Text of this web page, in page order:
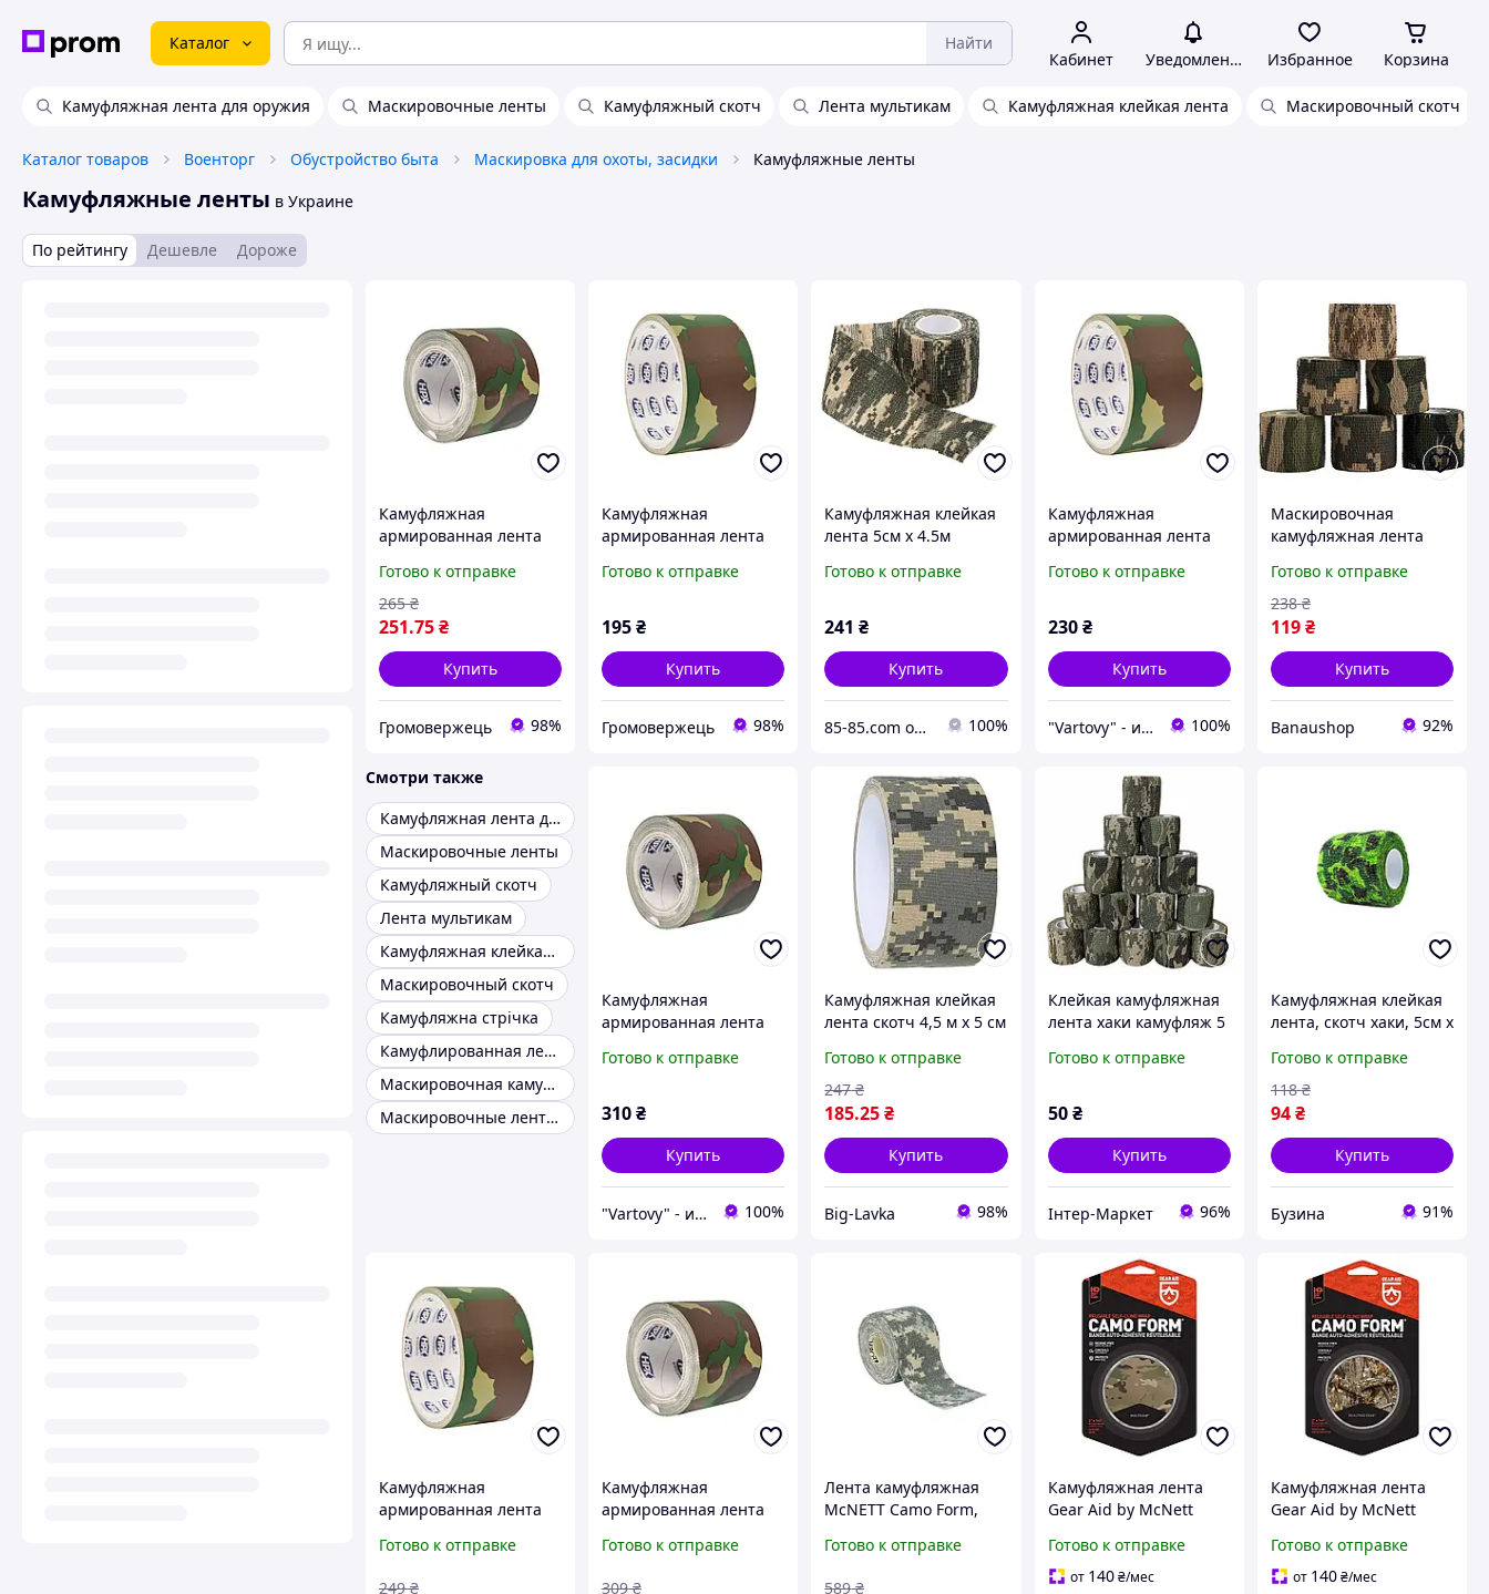
Каталог Найти
Кабинет Уведомления Избранное Корзина
Камуфляжная лента для оружия Маскировочные ленты Камуфляжный скотч Лента мультикам Камуфляжная клейкая лента Маскировочный скотч
Каталог товаров Военторг Обустройство быта Маскировка для охоты, засидки Камуфляжные ленты
Камуфляжные ленты в Украине
По рейтингу Дешевле Дороже
Камуфляжная
армированная лента
5м, Woodland,
Камуфляжная лента
Готово к отправке
251.75₴
265 ₴
Купить
Громовержець 98%
Камуфляжная
армированная лента
5м, Woodland,
Готово к отправке
195₴
Купить
Громовержець 98%
Камуфляжная клейкая
лента 5см х 4.5м
Готово к отправке
241 ₴
Купить
85-85.com оптово-розничный магазин, прямые поставки от производителя, 100% качество 100%
Камуфляжная
армированная лента
5м, Woodland,
Готово к отправке
230 ₴
Купить
"Vartovy" - интернет-магазин 100%
Маскировочная
камуфляжная лента
Готово к отправке
119₴
238 ₴
Купить
Banaushop 92%
Смотри также
Камуфляжная лента для оружия
Маскировочные ленты
Камуфляжный скотч
Лента мультикам
Камуфляжная клейкая лента
Маскировочный скотч
Камуфляжна стрічка
Камуфлированная лента
Маскировочная камуфляжная лента
Маскировочные ленты для оружия
Камуфляжная
армированная лента
5м, Woodland,
Готово к отправке
310₴
Купить
"Vartovy" - интернет-магазин 100%
Камуфляжная клейкая
лента скотч 4,5 м x 5 см
Готово к отправке
185.25₴
247 ₴
Купить
Big-Lavka 98%
Клейкая камуфляжная
лента хаки камуфляж 5
Готово к отправке
50 ₴
Купить
Інтер-Маркет 96%
Камуфляжная клейкая
лента, скотч хаки, 5см х
buzyna
Готово к отправке
94₴
118 ₴
Купить
Бузина 91%
Камуфляжная
армированная лента
5м, Woodland,
Готово к отправке
249 ₴
Камуфляжная
армированная лента
5м, Woodland,
Готово к отправке
309 ₴
Лента камуфляжная
McNETT Camo Form,
лента
Готово к отправке
589 ₴
Камуфляжная лента
Gear Aid by McNett
5.1 x 366 см
многоразового
Готово к отправке
от 140 ₴/мес
Камуфляжная лента
Gear Aid by McNett
см ширина 5.1 см
самоклеящаяся
Готово к отправке
от 140₴/мес